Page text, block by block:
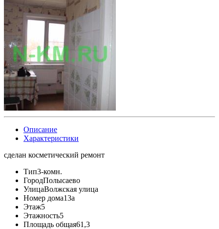
Описание
Характеристики
сделан косметический ремонт
Тип3-комн.
ГородПолысаево
УлицаВолжская улица
Номер дома13а
Этаж5
Этажность5
Площадь общая61,3